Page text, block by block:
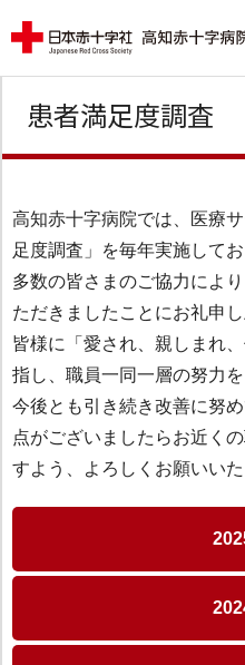
患者満足度調査
高知赤十字病院では、医療
足度調査」を毎年実施してお
多数の皆さまのご協力によ
ただきましたことにお礼申
皆様に「愛され、親しまれ
指し、職員一同一層の努力を
今後とも引き続き改善に努
点がございましたらお近く
すよう、よろしくお願いいた